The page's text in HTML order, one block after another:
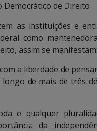
Democrático de Direito
as instituições e
como
assim se manifestam:
a liberdade de
de mais de três
e qualquer
da